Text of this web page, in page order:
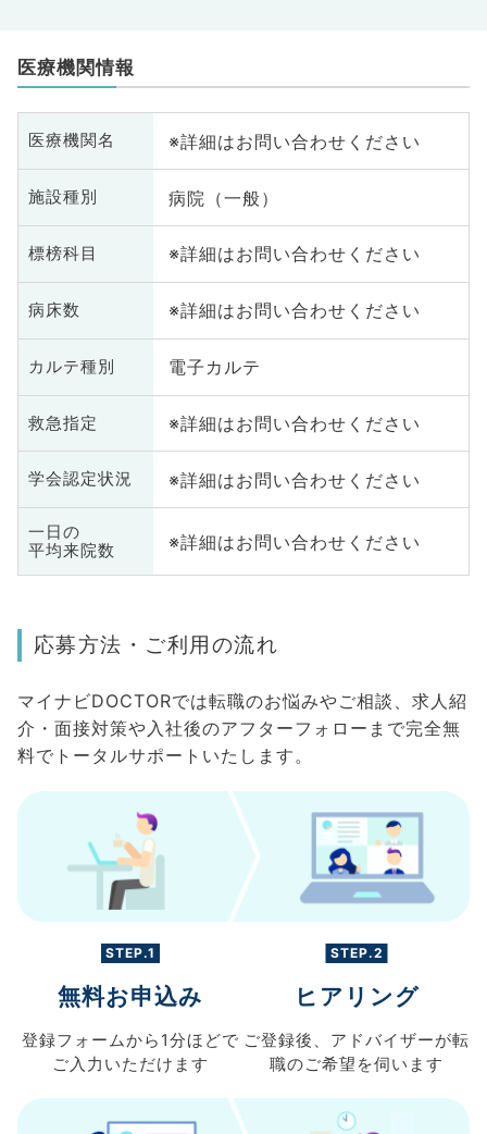
医療機関情報
医療機関名 ※詳細はお問い合わせください
施設種別 病院（一般）
標榜科目 ※詳細はお問い合わせください
病床数 ※詳細はお問い合わせください
カルテ種別 電子カルテ
救急指定 ※詳細はお問い合わせください
学会認定状況 ※詳細はお問い合わせください
一日の
平均来院数
※詳細はお問い合わせください
応募方法・ご利用の流れ
マイナビDOCTORでは転職のお悩みやご相談、求人紹
介・面接対策や入社後のアフターフォローまで完全無
料でトータルサポートいたします。
STEP.1
無料お申込み
登録フォームから 1分ほどで
ご入力 いただけます
STEP.2
ヒアリング
ご登録後、 アドバイザーが転
職のご希望を伺います